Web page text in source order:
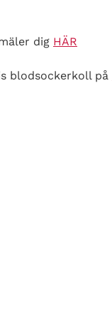
dig HÄR
blodsockerkoll på